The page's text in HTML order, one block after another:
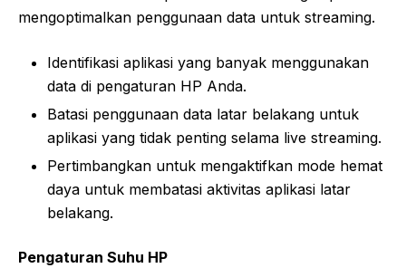
mengoptimalkan penggunaan data untuk streaming.
Identifikasi aplikasi yang banyak menggunakan
data di pengaturan HP Anda.
Batasi penggunaan data latar belakang untuk
aplikasi yang tidak penting selama live streaming.
Pertimbangkan untuk mengaktifkan mode hemat
daya untuk membatasi aktivitas aplikasi latar
belakang.
Pengaturan Suhu HP